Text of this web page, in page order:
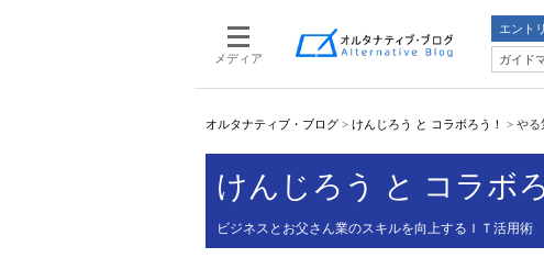
メディア
エント
ガイド
オルタナティブ・ブログ > けんじろう と コラボろう！ > やる
けんじろう と コラボ
ビジネスとお父さん業のスキルを向上するＩＴ活用術